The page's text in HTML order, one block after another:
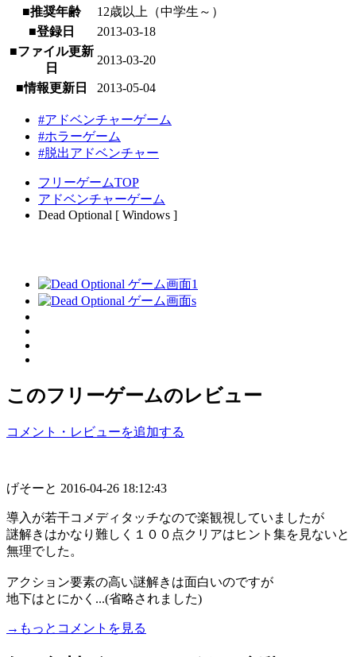
■推奨年齢
12歳以上（中学生～）
■登録日
2013-03-18
■ファイル更新
日
2013-03-20
■情報更新日 2013-05-04
#アドベンチャーゲーム
#ホラーゲーム
#脱出アドベンチャー
フリーゲームTOP
アドベンチャーゲーム
Dead Optional [ Windows ]
このフリーゲームのレビュー
コメント・レビューを追加する
げそーと 2016-04-26 18:12:43
導入が若干コメディタッチなので楽観視していましたが
謎解きはかなり難しく１００点クリアはヒント集を見ないと
無理でした。
アクション要素の高い謎解きは面白いのですが
地下はとにかく...(省略されました)
→もっとコメントを見る